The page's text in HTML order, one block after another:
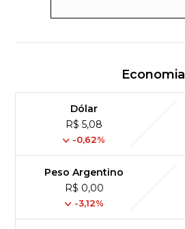
Economia
Dólar
R$ 5,08
-0,62%
Peso Argentino
R$ 0,00
-3,12%